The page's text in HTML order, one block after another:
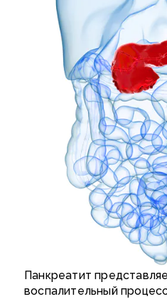
Панкреатит
воспалительный